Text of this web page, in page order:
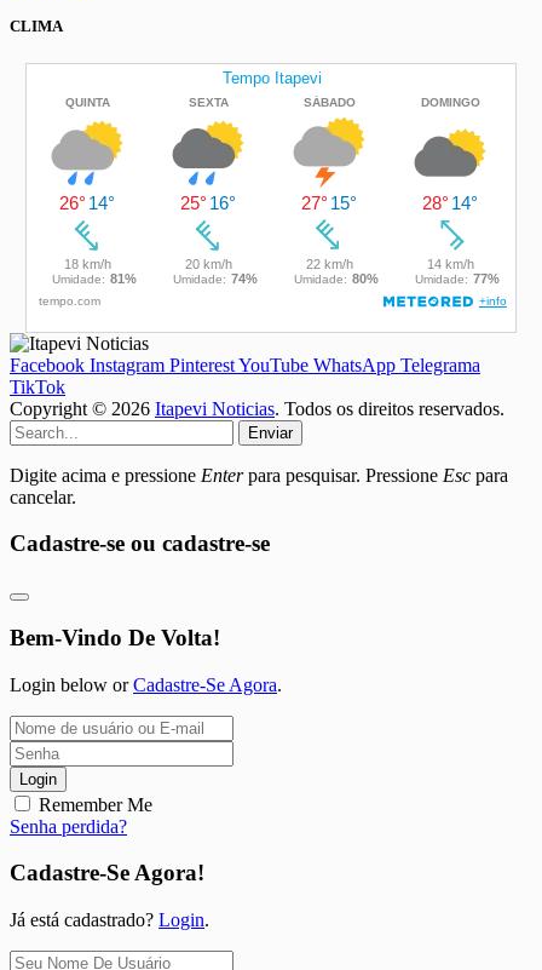
CLIMA
Facebook Instagram PinterestYouTube WhatsApp Telegrama
TikTok
Copyright © 2026 Itapevi Noticias. Todos os direitos reservados.
Enviar
Digite acima e pressione Enterpara pesquisar. Pressione Esc para
cancelar.
Cadastre-se ou cadastre-se
Bem-Vindo De Volta!
Login below orCadastre-Se Agora.
Login
Remember Me
Senha perdida?
Cadastre-Se Agora!
Já está cadastrado? Login.